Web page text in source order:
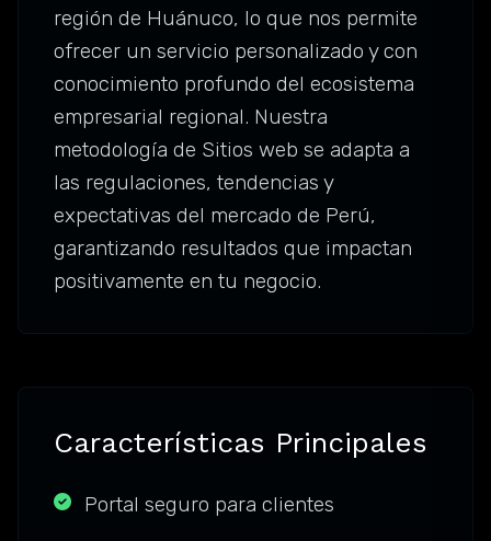
región de Huánuco, lo que nos permite
ofrecer un servicio personalizado y con
conocimiento profundo del ecosistema
empresarial regional. Nuestra
metodología de Sitios web se adapta a
las regulaciones, tendencias y
expectativas del mercado de Perú,
garantizando resultados que impactan
positivamente en tu negocio.
Características Principales
Portal seguro para clientes